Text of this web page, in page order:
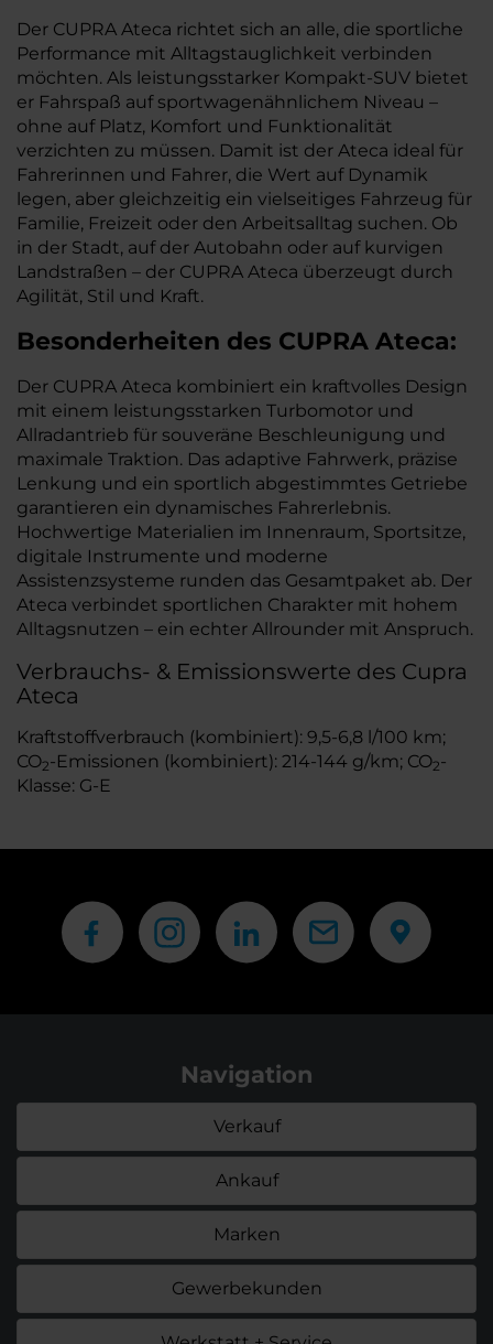
Der CUPRA Ateca richtet sich an alle, die sportliche
Performance mit Alltagstauglichkeit verbinden
möchten. Als leistungsstarker Kompakt-SUV bietet
er Fahrspaß auf sportwagenähnlichem Niveau –
ohne auf Platz, Komfort und Funktionalität
verzichten zu müssen. Damit ist der Ateca ideal für
Fahrerinnen und Fahrer, die Wert auf Dynamik
legen, aber gleichzeitig ein vielseitiges Fahrzeug für
Familie, Freizeit oder den Arbeitsalltag suchen. Ob
in der Stadt, auf der Autobahn oder auf kurvigen
Landstraßen – der CUPRA Ateca überzeugt durch
Agilität, Stil und Kraft.
Besonderheiten des CUPRA Ateca:
Der CUPRA Ateca kombiniert ein kraftvolles Design
mit einem leistungsstarken Turbomotor und
Allradantrieb für souveräne Beschleunigung und
maximale Traktion. Das adaptive Fahrwerk, präzise
Lenkung und ein sportlich abgestimmtes Getriebe
garantieren ein dynamisches Fahrerlebnis.
Hochwertige Materialien im Innenraum, Sportsitze,
digitale Instrumente und moderne
Assistenzsysteme runden das Gesamtpaket ab. Der
Ateca verbindet sportlichen Charakter mit hohem
Alltagsnutzen – ein echter Allrounder mit Anspruch.
Verbrauchs- & Emissionswerte des Cupra
Ateca
Kraftstoffverbrauch (kombiniert): 9,5-6,8 l/100 km;
CO2-Emissionen (kombiniert): 214-144 g/km; CO2-
Klasse: G-E
Navigation
Verkauf
Ankauf
Marken
Gewerbekunden